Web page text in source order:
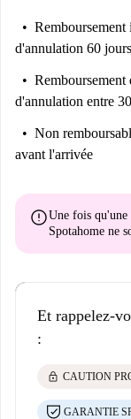
d'annulation 60
d'annulation entre
Non
avant l'arrivée
errorUne fois qu'une
Spotahome ne
Et rappelez-
:
lock CAUTION
GARANTIE